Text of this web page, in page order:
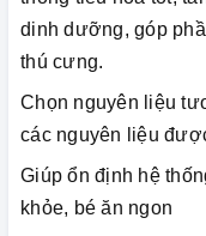
dinh dưỡng, góp
thú cưng.
Chọn nguyên liệu
các nguyên liệu
Giúp ổn định hệ
khỏe, bé ăn ngon